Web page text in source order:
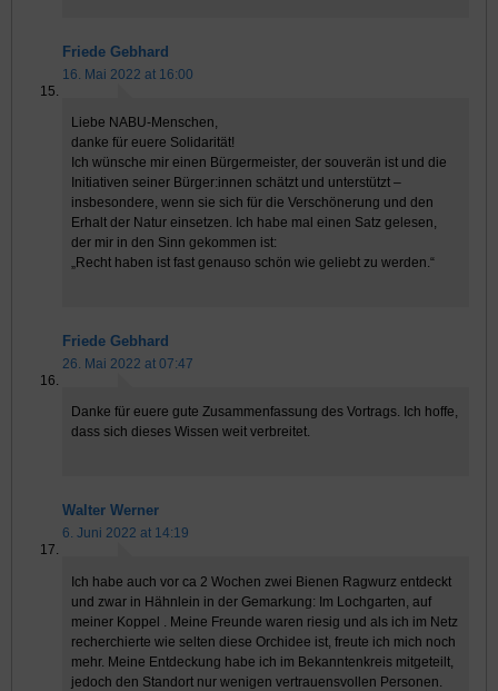
Friede Gebhard
16. Mai 2022 at 16:00
Liebe NABU-Menschen,
danke für euere Solidarität!
Ich wünsche mir einen Bürgermeister, der souverän ist und die
Initiativen seiner Bürger:innen schätzt und unterstützt –
insbesondere, wenn sie sich für die Verschönerung und den
Erhalt der Natur einsetzen. Ich habe mal einen Satz gelesen,
der mir in den Sinn gekommen ist:
„Recht haben ist fast genauso schön wie geliebt zu werden.“
Friede Gebhard
26. Mai 2022 at 07:47
Danke für euere gute Zusammenfassung des Vortrags. Ich hoffe,
dass sich dieses Wissen weit verbreitet.
Walter Werner
6. Juni 2022 at 14:19
Ich habe auch vor ca 2 Wochen zwei Bienen Ragwurz entdeckt
und zwar in Hähnlein in der Gemarkung: Im Lochgarten, auf
meiner Koppel . Meine Freunde waren riesig und als ich im Netz
recherchierte wie selten diese Orchidee ist, freute ich mich noch
mehr. Meine Entdeckung habe ich im Bekanntenkreis mitgeteilt,
jedoch den Standort nur wenigen vertrauensvollen Personen.